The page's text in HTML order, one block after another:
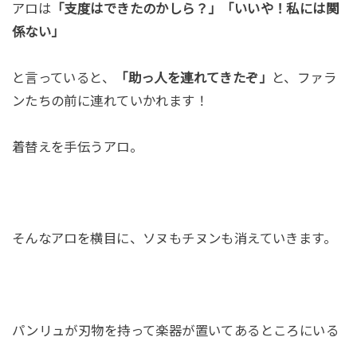
アロは 「支度はできたのかしら？」「いいや！私には関
係ない」
と言っていると、 「助っ人を連れてきたぞ」
と、ファラ
ンたちの前に連れていかれます！
着替えを手伝うアロ。
そんなアロを横目に、ソヌもチヌンも消えていきます。
パンリュが刃物を持って楽器が置いてあるところにいる